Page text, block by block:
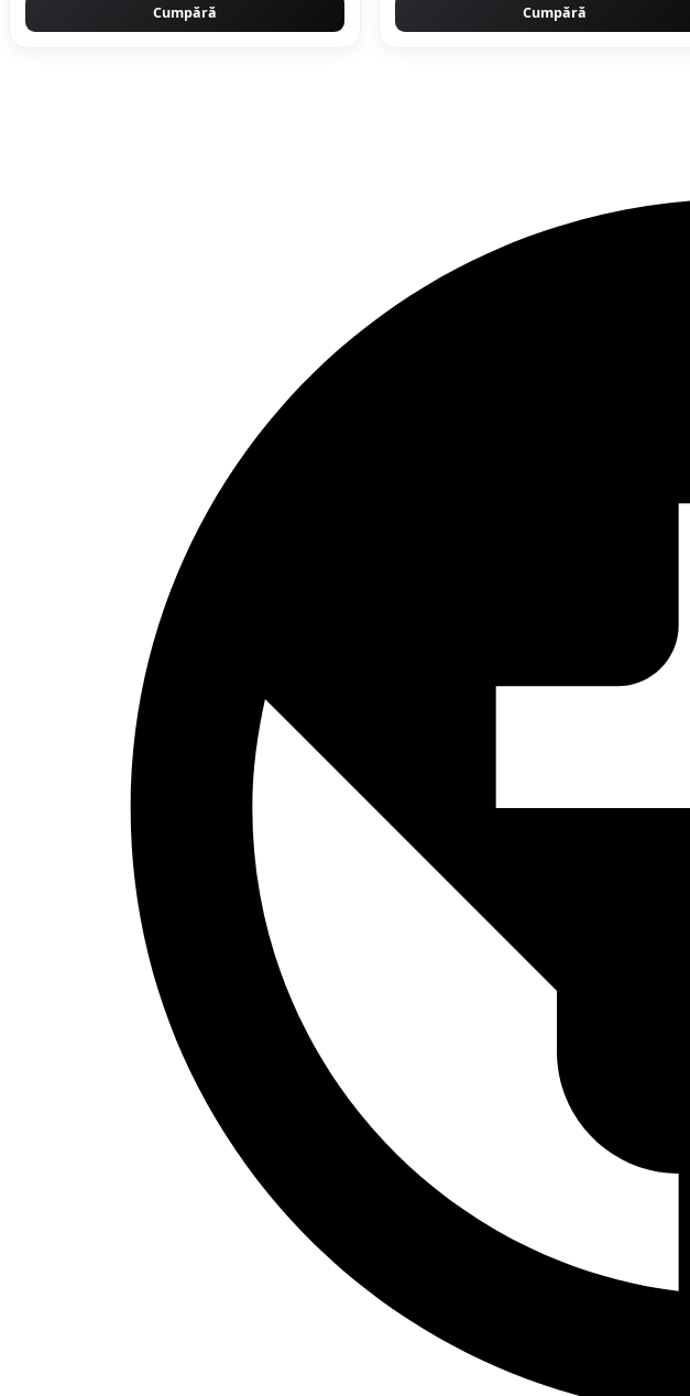
Cumpără Cumpără